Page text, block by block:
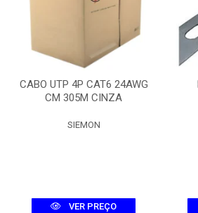
CABO UTP 4P CAT6 24AWG
CM 305M CINZA
SIEMON
VER PREÇO